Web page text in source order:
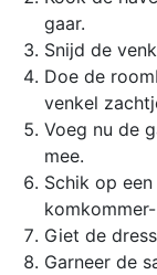
gaar.
Snijd de
Doe de
venkel
Voeg nu de
mee.
Schik op
Giet de
Garneer de